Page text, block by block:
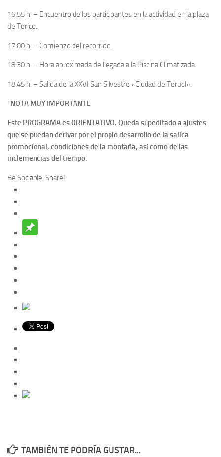
16:55 h. – Encuentro de los participantes en la actividad en la plaza
de Torico.
17:00 h. – Comienzo del recorrido.
18:30 h. – Hora aproximada de llegada a la Piscina Climatizada.
18:45 h. – Salida de la XXVI San Silvestre «Ciudad de Teruel».
*NOTA MUY IMPORTANTE
Este PROGRAMA es ORIENTATIVO. Queda supeditado a ajustes
que se puedan derivar por el propio desarrollo de la salida
promocional, condiciones de la montaña, así como de las
inclemencias del tiempo.
Be Sociable, Share!
TAMBIÉN TE PODRÍA GUSTAR...